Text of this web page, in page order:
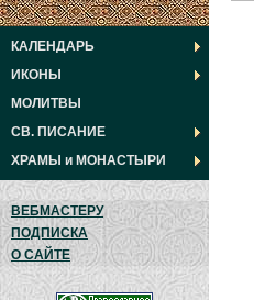
КАЛЕНДАРЬ
ИКОНЫ
МОЛИТВЫ
СВ. ПИСАНИЕ
ХРАМЫ и МОНАСТЫРИ
ВЕБМАСТЕРУ
ПОДПИСКА
О САЙТЕ